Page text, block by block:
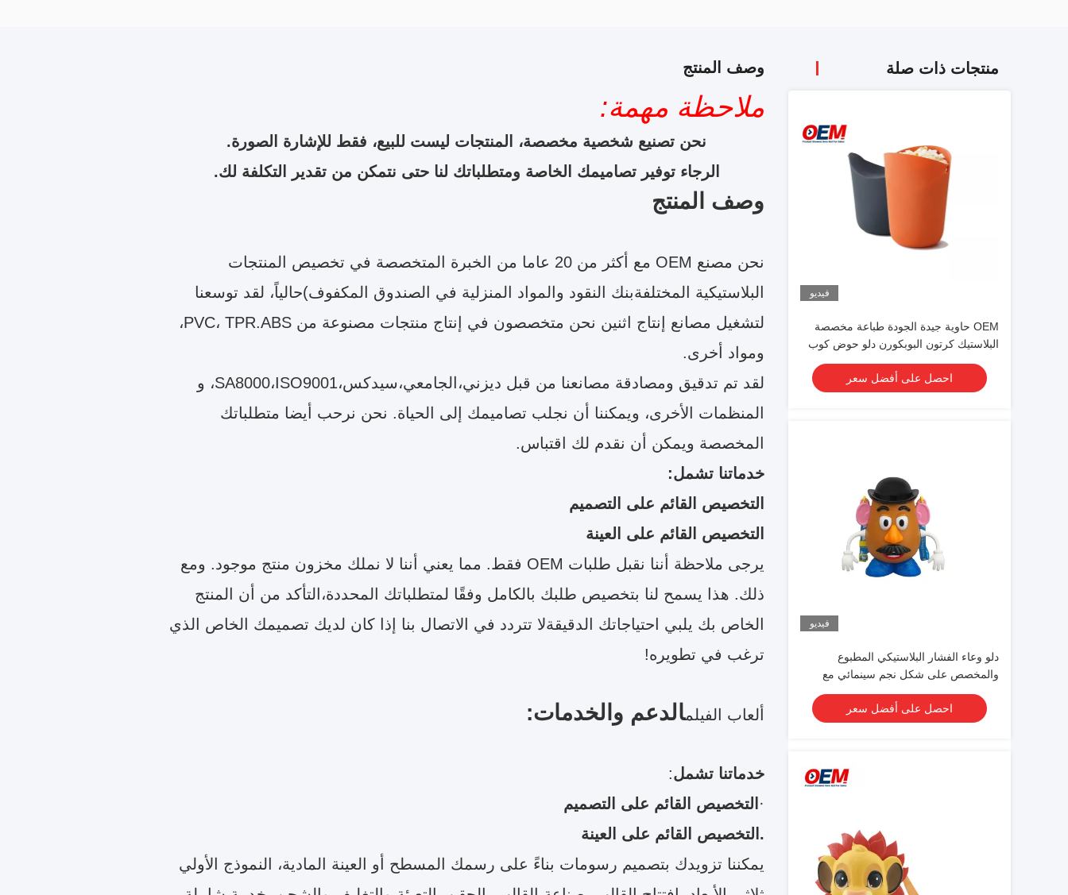
منتجات ذات صلة
فيديو
OEM حاوية جيدة الجودة طباعة مخصصة
البلاستيك كرتون البوبكورن دلو حوض كوب
مع غطاء للترويج
احصل على أفضل سعر
فيديو
دلو وعاء الفشار البلاستيكي المطبوع
والمخصص على شكل نجم سينمائي مع
غطاء
احصل على أفضل سعر
وصف المنتج
ملاحظة مهمة:
نحن تصنيع شخصية مخصصة، المنتجات ليست للبيع، فقط للإشارة الصورة.
الرجاء توفير تصاميمك الخاصة ومتطلباتك لنا حتى نتمكن من تقدير التكلفة لك.
وصف المنتج
نحن مصنع OEM مع أكثر من 20 عاما من الخبرة المتخصصة في تخصيص المنتجات
البلاستيكية المختلفةبنك النقود والمواد المنزلية في الصندوق المكفوف)حالياً، لقد توسعنا
لتشغيل مصانع إنتاج اثنين نحن متخصصون في إنتاج منتجات مصنوعة من PVC، TPR.ABS،
ومواد أخرى.
لقد تم تدقيق ومصادقة مصانعنا من قبل ديزني،الجامعي،سيدكس،SA8000،ISO9001، و
المنظمات الأخرى، ويمكننا أن نجلب تصاميمك إلى الحياة. نحن نرحب أيضا متطلباتك
المخصصة ويمكن أن نقدم لك اقتباس.
خدماتنا تشمل:
التخصيص القائم على التصميم
التخصيص القائم على العينة
يرجى ملاحظة أننا نقبل طلبات OEM فقط. مما يعني أننا لا نملك مخزون منتج موجود. ومع
ذلك. هذا يسمح لنا بتخصيص طلبك بالكامل وفقًا لمتطلباتك المحددة،التأكد من أن المنتج
الخاص بك يلبي احتياجاتك الدقيقةلا تتردد في الاتصال بنا إذا كان لديك تصميمك الخاص الذي
ترغب في تطويره!
ألعاب الفيلمالدعم والخدمات:
خدماتنا تشمل:
· التخصيص القائم على التصميم
.التخصيص القائم على العينة
يمكننا تزويدك بتصميم رسومات بناءً على رسمك المسطح أو العينة المادية، النموذج الأولي